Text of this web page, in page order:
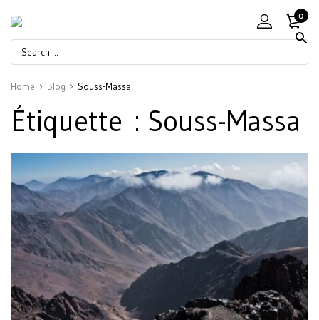
0
Home Blog Souss-Massa
Étiquette : Souss-Massa